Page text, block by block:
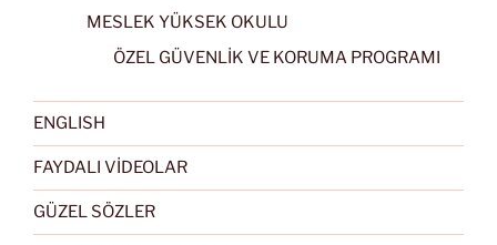
MESLEK YÜKSEK OKULU
ÖZEL GÜVENLİK VE KORUMA PROGRAMI
ENGLISH
FAYDALI VİDEOLAR
GÜZEL SÖZLER